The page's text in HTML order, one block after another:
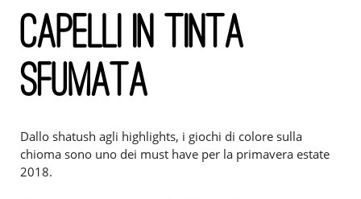
CAPELLI IN TINTA
SFUMATA
Dallo shatush agli highlights, i giochi di colore sulla
chioma sono uno dei must have per la primavera estate
2018.